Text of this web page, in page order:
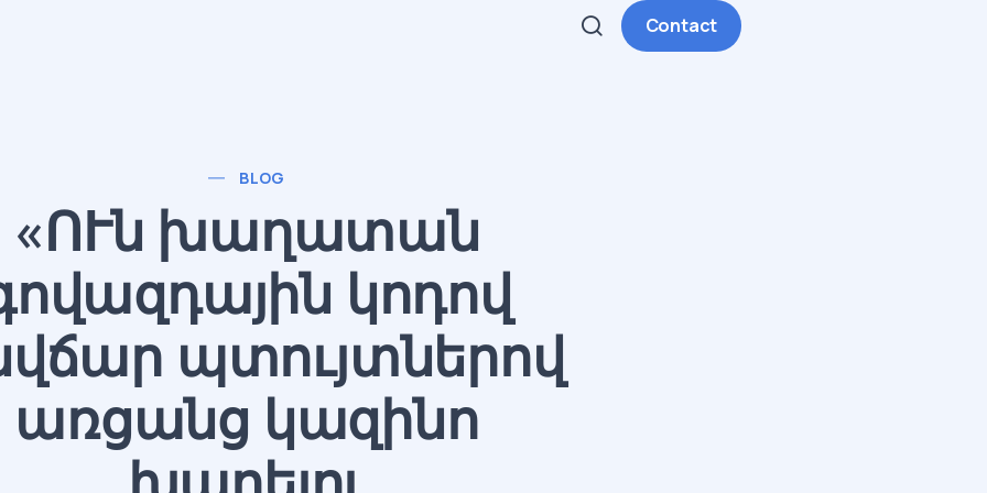
Contact
BLOG
«ՈՒն խաղատան
կոդով
պտույտներով
առցանց կազինո